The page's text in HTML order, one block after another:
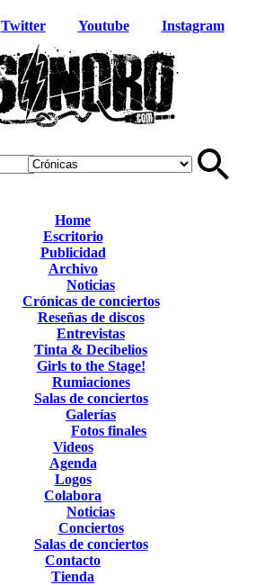
Twitter Youtube Instagram
Home
Escritorio
Publicidad
Archivo
Noticias
Crónicas de conciertos
Reseñas de discos
Entrevistas
Tinta & Decibelios
Girls to the Stage!
Rumiaciones
Salas de conciertos
Galerías
Fotos finales
Videos
Agenda
Logos
Colabora
Noticias
Conciertos
Salas de conciertos
Contacto
Tienda